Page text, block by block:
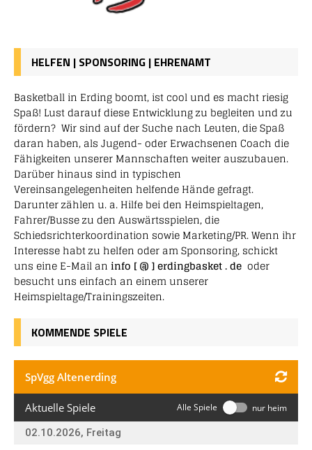
HELFEN | SPONSORING | EHRENAMT
Basketball in Erding boomt, ist cool und es macht riesig
Spaß! Lust darauf diese Entwicklung zu begleiten und zu
fördern? Wir sind auf der Suche nach Leuten, die Spaß
daran haben, als Jugend- oder Erwachsenen Coach die
Fähigkeiten unserer Mannschaften weiter auszubauen.
Darüber hinaus sind in typischen
Vereinsangelegenheiten helfende Hände gefragt.
Darunter zählen u. a. Hilfe bei den Heimspieltagen,
Fahrer/Busse zu den Auswärtsspielen, die
Schiedsrichterkoordination sowie Marketing/PR. Wenn ihr
Interesse habt zu helfen oder am Sponsoring, schickt
uns eine E-Mail an info [ @ ] erdingbasket . de oder
besucht uns einfach an einem unserer
Heimspieltage/Trainingszeiten.
KOMMENDE SPIELE